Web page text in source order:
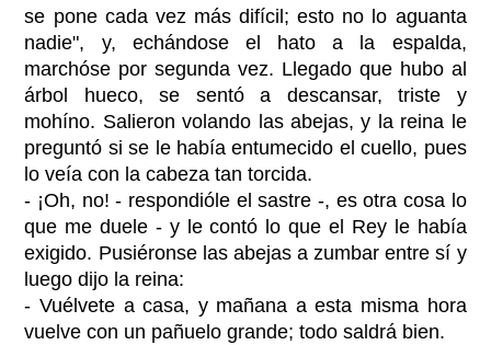
se pone cada vez más difícil; esto no lo aguanta
nadie", y, echándose el hato a la espalda,
marchóse por segunda vez. Llegado que hubo al
árbol hueco, se sentó a descansar, triste y
mohíno. Salieron volando las abejas, y la reina le
preguntó si se le había entumecido el cuello, pues
lo veía con la cabeza tan torcida.
- ¡Oh, no! - respondióle el sastre -, es otra cosa lo
que me duele - y le contó lo que el Rey le había
exigido. Pusiéronse las abejas a zumbar entre sí y
luego dijo la reina:
- Vuélvete a casa, y mañana a esta misma hora
vuelve con un pañuelo grande; todo saldrá bien.